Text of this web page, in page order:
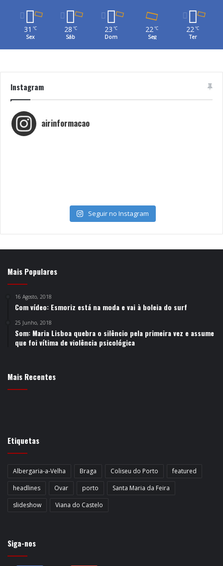
31 ℃
Sex
28 ℃
Sáb
23 ℃
Dom
22℃
Seg
22℃
Ter
Instagram
airinformacao
Seguir no Instagram
Mais Populares
16 Agosto, 2018
Com vídeo: Esmoriz está na moda e vai à boleia do surf
25 Junho, 2018
Som: Maria Lisboa quebra o silêncio pela primeira vez e assume
que foi vítima de violência psicológica
Mais Recentes
Etiquetas
Albergaria-a-Velha Braga Coliseu do Porto
featured
headlines
Ovar porto
Santa Maria da Feira
slideshow
Viana do Castelo
Siga-nos